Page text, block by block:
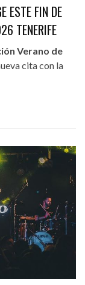
ESTE FIN DE
TENERIFE
Verano de
cita con la